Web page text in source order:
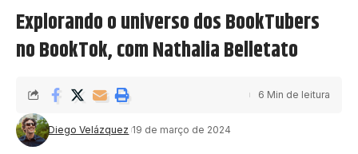
Explorando o universo dos BookTubers
no BookTok, com Nathalia Belletato
Diego Velázquez 19 de março de 2024
6 Min de leitura